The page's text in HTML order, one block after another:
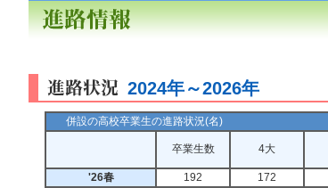
2024年～2026年
併設の高校卒業生の進路状況(名)
卒業生数 4大
'26春
192 172